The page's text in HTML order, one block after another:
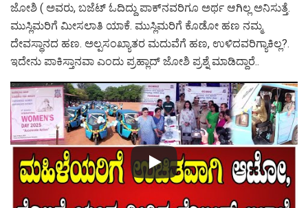
ಜೋಶಿ ( ಅವರು, ಬಜೆಟ್‌ ಓದಿದ್ದು ಪಾಕ್‌ನವರಿಗೂ ಅರ್ಥ ಆಗಿಲ್ಲ ಅನಿಸುತ್ತೆ.
ಮುಸ್ಲಿಮರಿಗೆ ಮೀಸಲಾತಿ ಯಾಕೆ. ಮುಸ್ಲಿಮರಿಗೆ ಕೊಡೋ ಹಣ ನಮ್ಮ
ದೇವಸ್ಥಾನದ ಹಣ. ಅಲ್ಪಸಂಖ್ಯಾತರ ಮದುವೆಗೆ ಹಣ, ಉಳಿದವರಿಗ್ಯಾಕಿಲ್ಲ?.
ಇದೇನು ಪಾಕಿಸ್ತಾನವಾ ಎಂದು ಪ್ರಹ್ಲಾದ್‌ ಜೋಶಿ ಪ್ರಶ್ನೆ ಮಾಡಿದ್ದಾರೆ..